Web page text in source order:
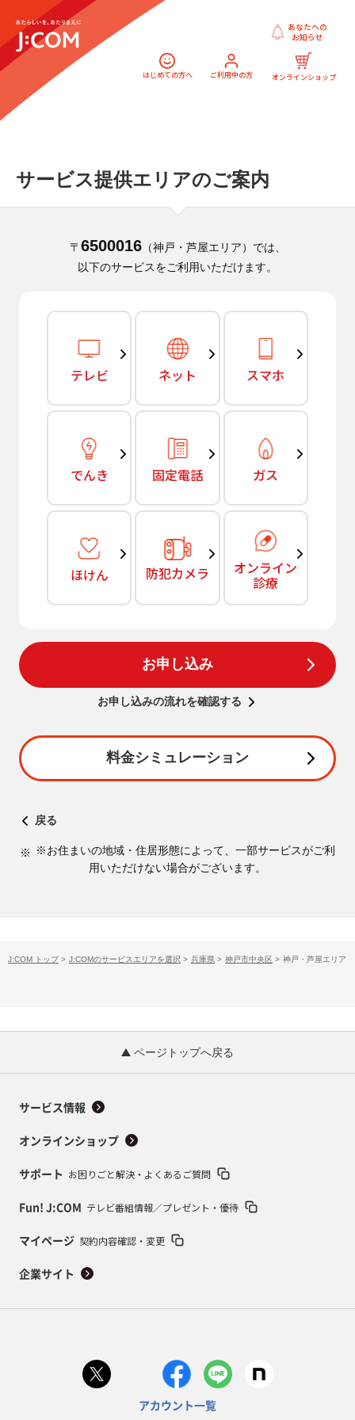
はじめての方へ ご利用中の方 オンラインショップ
あなたへの
お知らせ
サービス提供エリアのご案内
〒 6500016（神戸・芦屋エリア）では、
以下のサービスをご利用いただけます。
テレビ ネット スマホ
でんき 固定電話 ガス
ほけん 防犯カメラ オンライン
診療
お申し込み
お申し込みの流れを確認する
料金シミュレーション
戻る
※お住まいの地域・住居形態によって、一部サービスがご利
用いただけない場合がございます。
J:COM トップ > J:COMのサービスエリアを選択 > 兵庫県 > 神戸市中央区 > 神戸・芦屋エリア
ページトップへ戻る
サービス情報
オンラインショップ
サポート お困りごと解決・よくあるご質問
Fun! J:COM テレビ番組情報／プレゼント・優待
マイページ 契約内容確認・変更
企業サイト
アカウント一覧